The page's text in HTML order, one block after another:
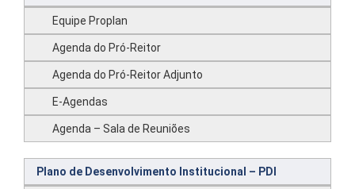
Equipe Proplan
Agenda do Pró-Reitor
Agenda do Pró-Reitor Adjunto
E-Agendas
Agenda – Sala de Reuniões
Plano de Desenvolvimento Institucional – PDI